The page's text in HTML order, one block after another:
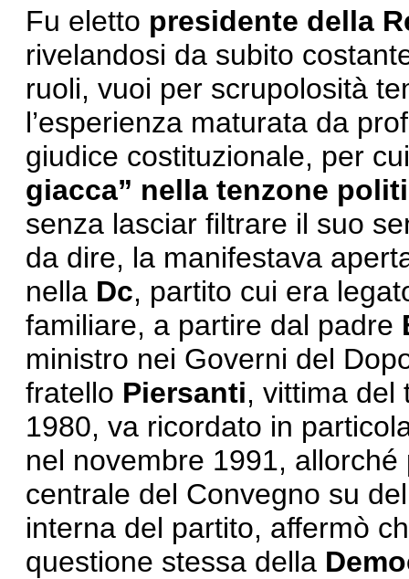
Fu eletto presidente della
rivelandosi da subito
ruoli, vuoi per scrupolosità
l’esperienza maturata da
giudice costituzionale, per
giacca” nella tenzone
senza lasciar filtrare il suo
da dire, la manifestava
nella Dc, partito cui era
familiare, a partire dal padre
ministro nei Governi del
fratello Piersanti, vittima del
1980, va ricordato in
nel novembre 1991,
centrale del Convegno su
interna del partito, affermò
questione stessa della